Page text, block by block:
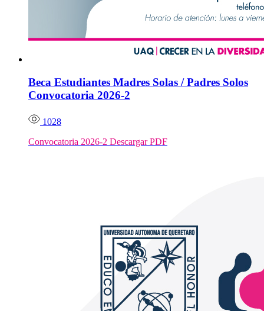
Beca Estudiantes Madres Solas / Padres Solos
Convocatoria 2026-2
1028
Convocatoria 2026-2 Descargar PDF